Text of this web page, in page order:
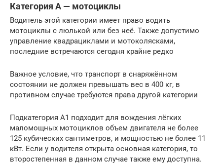
Категория А — мотоциклы
Водитель этой категории имеет право водить
мотоциклы с люлькой или без неё. Также допустимо
управление квадрациклами и мотоколясками,
последние встречаются сегодня крайне редко
Важное условие, что транспорт в снаряжённом
состоянии не должен превышать вес в 400 кг, в
противном случае требуются права другой категории
Подкатегория А1 подходит для вождения лёгких
маломощных мотоциклов объем двигателя не более
125 кубических сантиметров, и мощностью не более 11
кВт. Если у водителя открыта основная категория, то
второстепенная в данном случае также ему доступна.